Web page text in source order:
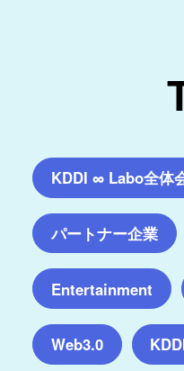
KDDI ∞ Labo全体
パートナー企業
Entertainment
Web3.0